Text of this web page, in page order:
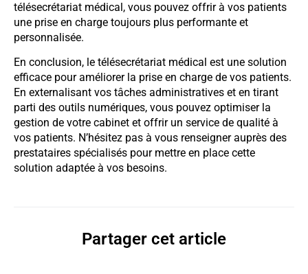
télésecrétariat médical, vous pouvez offrir à vos patients
une prise en charge toujours plus performante et
personnalisée.
En conclusion, le télésecrétariat médical est une solution
efficace pour améliorer la prise en charge de vos patients.
En externalisant vos tâches administratives et en tirant
parti des outils numériques, vous pouvez optimiser la
gestion de votre cabinet et offrir un service de qualité à
vos patients. N’hésitez pas à vous renseigner auprès des
prestataires spécialisés pour mettre en place cette
solution adaptée à vos besoins.
Partager cet article